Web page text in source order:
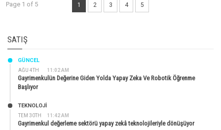
Page 1 of 5 1 2 3 4 5
SATIŞ
AĞU 4TH 11:02 AM
GÜNCEL
Gayrimenkulün Değerine Giden Yolda Yapay Zeka Ve Robotik Öğrenme
Başlıyor
TEM 30TH 11:42 AM
TEKNOLOJİ
Gayrimenkul değerleme sektörü yapay zekâ teknolojileriyle dönüşüyor